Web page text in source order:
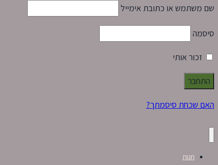
שם משתמש או כתובת אימייל
סיסמה
זכור אותי
האם שכחת סיסמתך?
חנות